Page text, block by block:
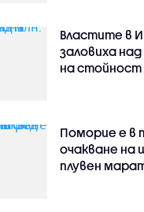
Властите в
заловиха
на стойност
Поморие е в
очакване на
плувен